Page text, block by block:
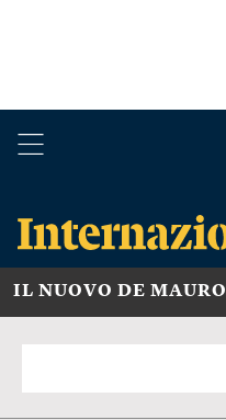
IL NUOVO DE MAURO